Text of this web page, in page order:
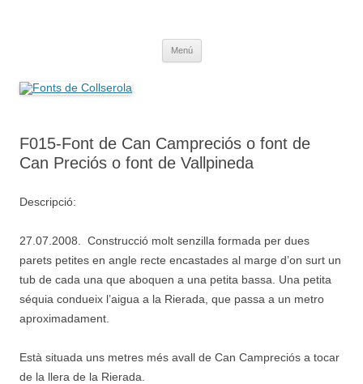
Menú
F015-Font de Can Campreciós o font de
Can Preciós o font de Vallpineda
Descripció:
27.07.2008. Construcció molt senzilla formada per dues
parets petites en angle recte encastades al marge d’on surt un
tub de cada una que aboquen a una petita bassa. Una petita
séquia condueix l’aigua a la Rierada, que passa a un metro
aproximadament.
Està situada uns metres més avall de Can Campreciós a tocar
de la llera de la Rierada.